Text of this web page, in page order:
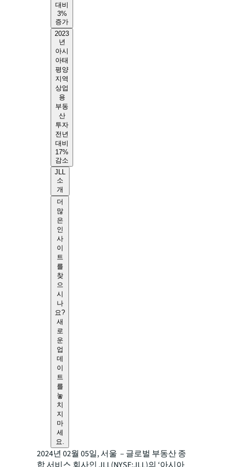
대비
3%
증가
2023
년
아시
아태
평양
지역
상업
용
부동
산
투자
전년
대비
17%
감소
JLL
소
개
더
많
은
인
사
이
트
를
찾
으
시
나
요?
새
로
운
업
데
이
트
를
놓
치
지
마
세
요.
2024년 02월 05일, 서울 – 글로벌 부동산 종